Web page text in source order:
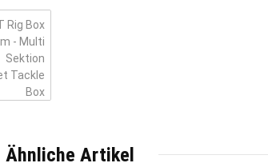
Ähnliche Artikel